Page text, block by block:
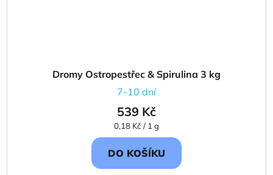
Dromy Ostropestřec & Spirulina 3 kg
7-10 dní
539 Kč
Měrná
cena:
0,18 Kč / 1 g
DO KOŠÍKU